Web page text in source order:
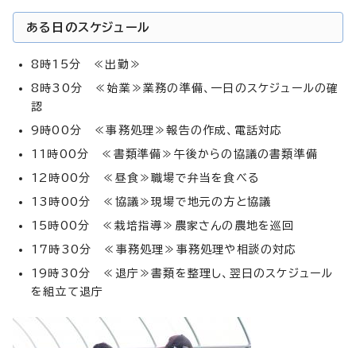
ある日のスケジュール
8時15分 ≪出勤≫
8時30分 ≪始業≫業務の準備、一日のスケジュールの確
認
9時00分 ≪事務処理≫報告の作成、電話対応
11時00分 ≪書類準備≫午後からの協議の書類準備
12時00分 ≪昼食≫職場で弁当を食べる
13時00分 ≪協議≫現場で地元の方と協議
15時00分 ≪栽培指導≫農家さんの農地を巡回
17時30分 ≪事務処理≫事務処理や相談の対応
19時30分 ≪退庁≫書類を整理し、翌日のスケジュール
を組立て退庁